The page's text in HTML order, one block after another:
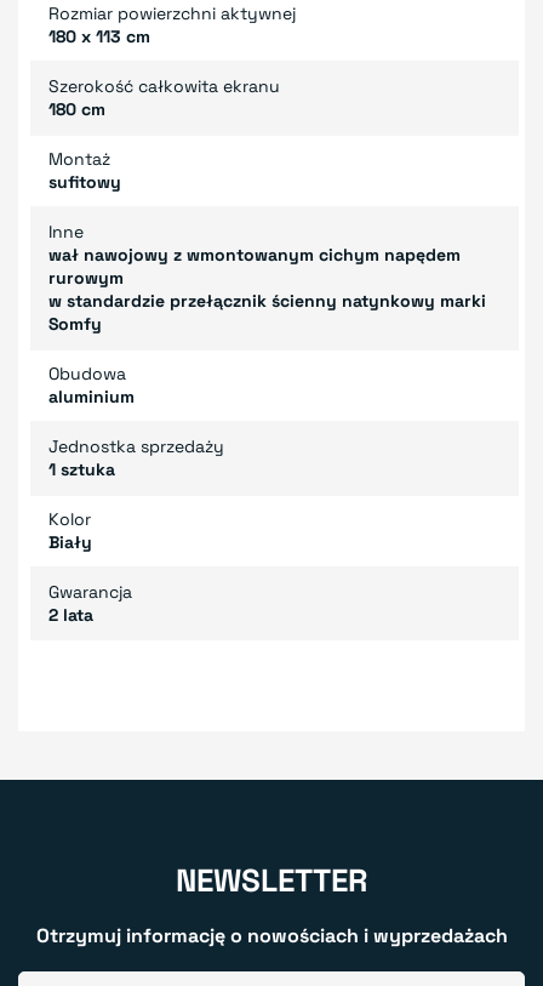
Rozmiar powierzchni aktywnej
180 x 113 cm
Szerokość całkowita ekranu
180 cm
Montaż
sufitowy
Inne
wał nawojowy z wmontowanym cichym napędem
rurowym
w standardzie przełącznik ścienny natynkowy marki
Somfy
Obudowa
aluminium
Jednostka sprzedaży
1 sztuka
Kolor
Biały
Gwarancja
2 lata
NEWSLETTER
Otrzymuj informację o nowościach i wyprzedażach